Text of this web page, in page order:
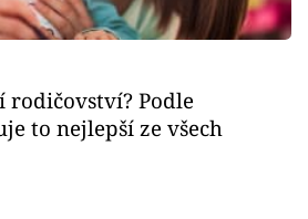
Podle
to nejlepší ze všech